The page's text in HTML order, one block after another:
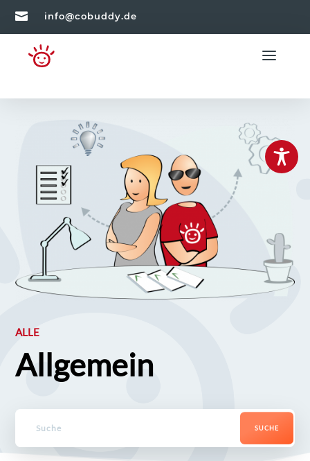
 info@cobuddy.de
ALLE
Allgemein